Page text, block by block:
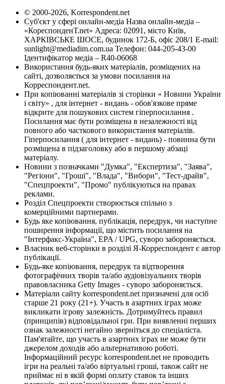
© 2000-2026, Korrespondent.net
Суб'єкт у сфері онлайн-медіа Назва онлайн-медіа –
«КореспонденТ.net» Адреса: 02091, місто Київ,
ХАРКІВСЬКЕ ШОСЕ, будинок 172-Б, офіс 208/1 E-mail:
sunlight@mediadim.com.ua Телефон: 044-205-43-00
Ідентифікатор медіа – R40-06068
Використання будь-яких матеріалів, розміщених на
сайті, дозволяється за умови посилання на
Корреспондент.net.
При копіюванні матеріалів зі сторінки « Новини України
і світу» , для інтернет - видань - обов'язкове пряме
відкрите для пошукових систем гіперпосилання .
Посилання має бути розміщена в незалежності від
повного або часткового використання матеріалів.
Гіперпосилання ( для інтернет - видань) - повинна бути
розміщена в підзаголовку або в першому абзаці
матеріалу.
Новини з позначками "Думка", "Експертиза", "Заява",
"Регіони", "Гроші", "Влада", "Вибори", "Тест-драйв",
"Спецпроекти", "Промо" публікуються на правах
реклами.
Розділ Спецпроекти створюється спільно з
комерційними партнерами.
Будь яке копіювання, публікація, передрук, чи наступне
поширення інформації, що містить посилання на
"Інтерфакс-Україна", EPA / UPG, суворо забороняється.
Власник веб-сторінки в розділі Я-Корреспондент є автор
публікації.
Будь-яке копіювання, передрук та відтворення
фотографічних творів та/або аудіовізуальних творів
правовласника Getty Images - суворо забороняється.
Матеріали сайту korrespondent.net призначені для осіб
старше 21 року (21+). Участь в азартних іграх може
викликати ігрову залежність. Дотримуйтесь правил
(принципів) відповідальної гри. При виявленні перших
ознак залежності негайно зверніться до спеціаліста.
Пам'ятайте, що участь в азартних іграх не може бути
джерелом доходів або альтернативою роботі.
Інформаційний ресурс korrespondent.net не проводить
ігри на реальні та/або віртуальні гроші, також сайт не
приймає ні в якій формі оплату ставок та інших